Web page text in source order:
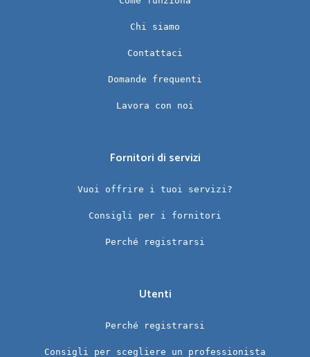
Chi siamo
Contattaci
Domande frequenti
Lavora con noi
Fornitori di servizi
Vuoi offrire i tuoi servizi?
Consigli per i fornitori
Perché registrarsi
Utenti
Perché registrarsi
Consigli per scegliere un professionista